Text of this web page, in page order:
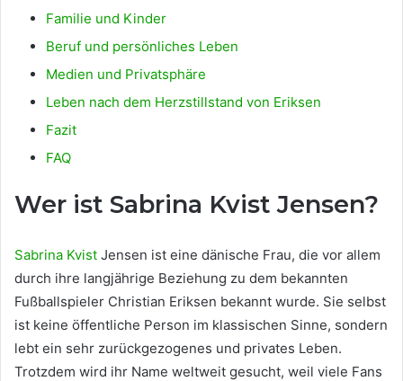
Familie und Kinder
Beruf und persönliches Leben
Medien und Privatsphäre
Leben nach dem Herzstillstand von Eriksen
Fazit
FAQ
Wer ist Sabrina Kvist Jensen?
Sabrina Kvist Jensen ist eine dänische Frau, die vor allem
durch ihre langjährige Beziehung zu dem bekannten
Fußballspieler Christian Eriksen bekannt wurde. Sie selbst
ist keine öffentliche Person im klassischen Sinne, sondern
lebt ein sehr zurückgezogenes und privates Leben.
Trotzdem wird ihr Name weltweit gesucht, weil viele Fans